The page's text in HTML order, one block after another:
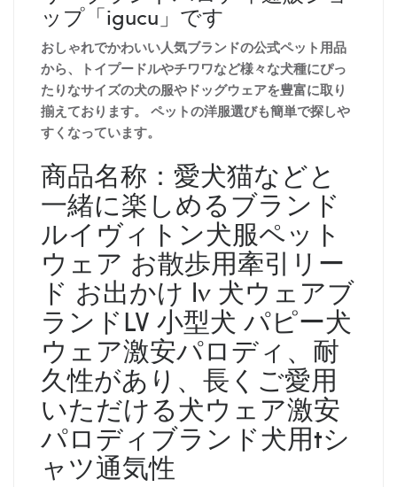
ップ「igucu」です
おしゃれでかわいい人気ブランドの公式ペット用品
から、トイプードルやチワワなど様々な犬種にぴっ
たりなサイズの犬の服やドッグウェアを豊富に取り
揃えております。 ペットの洋服選びも簡単で探しや
すくなっています。
商品名称：愛犬猫などと
一緒に楽しめるブランド
ルイヴィトン犬服ペット
ウェア お散歩用牽引リー
ド お出かけ lv 犬ウェアブ
ランドLV 小型犬 パピー犬
ウェア激安パロディ、耐
久性があり、長くご愛用
いただける犬ウェア激安
パロディブランド犬用tシ
ャツ通気性